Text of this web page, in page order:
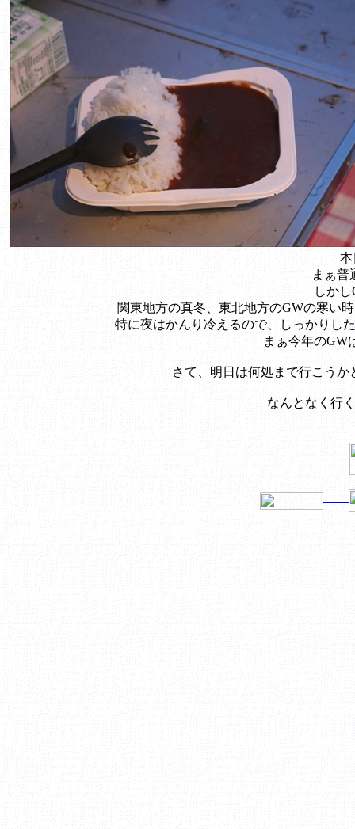
本
まぁ普
しか
関東地方の真冬、東北地方のGWの寒い
特に夜はかんり冷えるので、しっかりし
まぁ今年のGW
さて、明日は何処まで行こう
なんとなく行